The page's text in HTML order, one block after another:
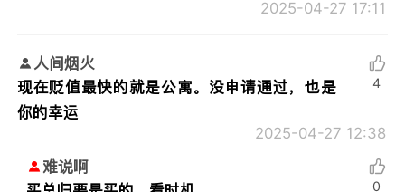
2025-04-27 17:11
人间烟火
现在贬值最快的就是公寓。没申请通过，也是
你的幸运
2025-04-27 12:38
4
难说啊
0